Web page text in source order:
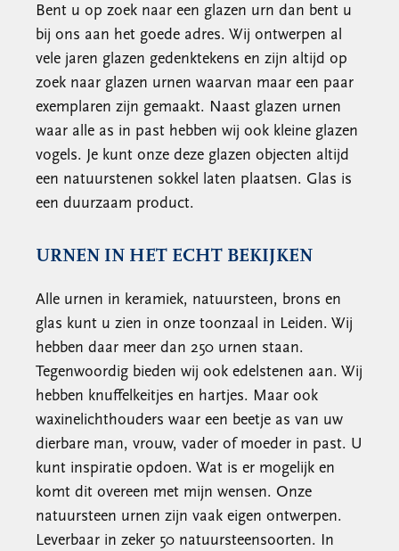
Bent u op zoek naar een glazen urn dan bent u
bij ons aan het goede adres. Wij ontwerpen al
vele jaren glazen gedenktekens en zijn altijd op
zoek naar glazen urnen waarvan maar een paar
exemplaren zijn gemaakt. Naast glazen urnen
waar alle as in past hebben wij ook kleine glazen
vogels. Je kunt onze deze glazen objecten altijd
een natuurstenen sokkel laten plaatsen. Glas is
een duurzaam product.
URNEN IN HET ECHT BEKIJKEN
Alle urnen in keramiek, natuursteen, brons en
glas kunt u zien in onze toonzaal in Leiden. Wij
hebben daar meer dan 250 urnen staan.
Tegenwoordig bieden wij ook edelstenen aan. Wij
hebben knuffelkeitjes en hartjes. Maar ook
waxinelichthouders waar een beetje as van uw
dierbare man, vrouw, vader of moeder in past. U
kunt inspiratie opdoen. Wat is er mogelijk en
komt dit overeen met mijn wensen. Onze
natuursteen urnen zijn vaak eigen ontwerpen.
Leverbaar in zeker 50 natuursteensoorten. In